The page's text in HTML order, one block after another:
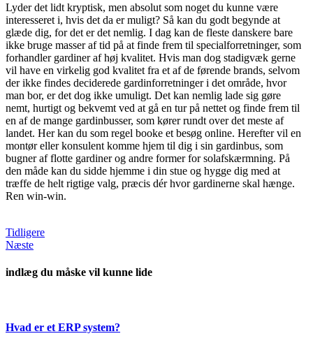
Lyder det lidt kryptisk, men absolut som noget du kunne være
interesseret i, hvis det da er muligt? Så kan du godt begynde at
glæde dig, for det er det nemlig. I dag kan de fleste danskere bare
ikke bruge masser af tid på at finde frem til specialforretninger, som
forhandler gardiner af høj kvalitet. Hvis man dog stadigvæk gerne
vil have en virkelig god kvalitet fra et af de førende brands, selvom
der ikke findes deciderede gardinforretninger i det område, hvor
man bor, er det dog ikke umuligt. Det kan nemlig lade sig gøre
nemt, hurtigt og bekvemt ved at gå en tur på nettet og finde frem til
en af de mange gardinbusser, som kører rundt over det meste af
landet. Her kan du som regel booke et besøg online. Herefter vil en
montør eller konsulent komme hjem til dig i sin gardinbus, som
bugner af flotte gardiner og andre former for solafskærmning. På
den måde kan du sidde hjemme i din stue og hygge dig med at
træffe de helt rigtige valg, præcis dér hvor gardinerne skal hænge.
Ren win-win.
Tidligere
Næste
indlæg du måske vil kunne lide
Hvad er et ERP system?